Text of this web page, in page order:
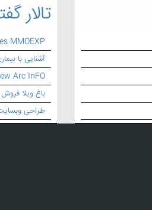
تالار
MMOEXP
آشنایی با
Arc InFO
باغ ویلا فروش
طراحی